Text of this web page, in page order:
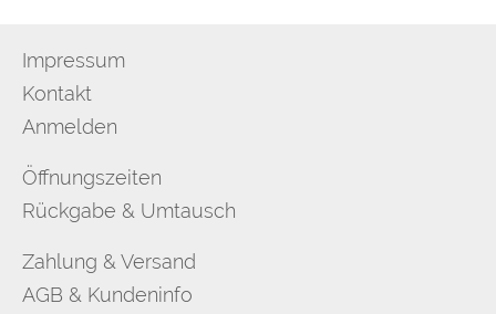
Impressum
Kontakt
Anmelden
Öffnungszeiten
Rückgabe & Umtausch
Zahlung & Versand
AGB & Kundeninfo